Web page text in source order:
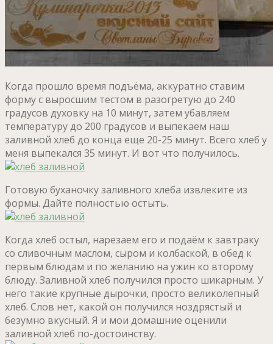
Когда прошло время подъёма, аккуратно ставим
форму с выросшим тестом в разогретую до 240
градусов духовку на 10 минут, затем убавляем
температуру до 200 градусов и выпекаем наш
заливной хлеб до конца еще 20-25 минут. Всего хлеб у
меня выпекался 35 минут. И вот что получилось.
Готовую буханочку заливного хлеба извлеките из
формы. Дайте полностью остыть.
Когда хлеб остыл, нарезаем его и подаём к завтраку
со сливочным маслом, сыром и колбаской, в обед к
первым блюдам и по желанию на ужин ко второму
блюду. Заливной хлеб получился просто шикарным. У
него такие крупные дырочки, просто великолепный
хлеб. Слов нет, какой он получился ноздрястый и
безумно вкусный. Я и мои домашние оценили
заливной хлеб по-достоинству.